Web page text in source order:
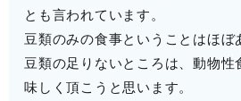
とも言われています。
豆類のみの食事ということはほぼ
豆類の足りないところは、動物性
味しく頂こうと思います。